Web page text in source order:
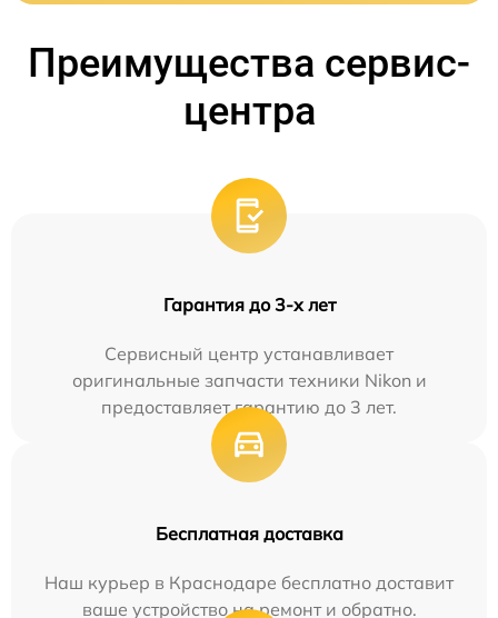
Преимущества сервис-
центра
Гарантия до 3-х лет
Сервисный центр устанавливает
оригинальные запчасти техники Nikon и
предоставляет гарантию до 3 лет.
Бесплатная доставка
Наш курьер в Краснодаре бесплатно доставит
ваше устройство на ремонт и обратно.